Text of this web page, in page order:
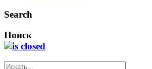
Search
Поиск